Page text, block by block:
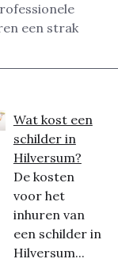
een strak
Wat kost een
schilder in
Hilversum?
De kosten
voor het
inhuren van
een schilder in
Hilversum...